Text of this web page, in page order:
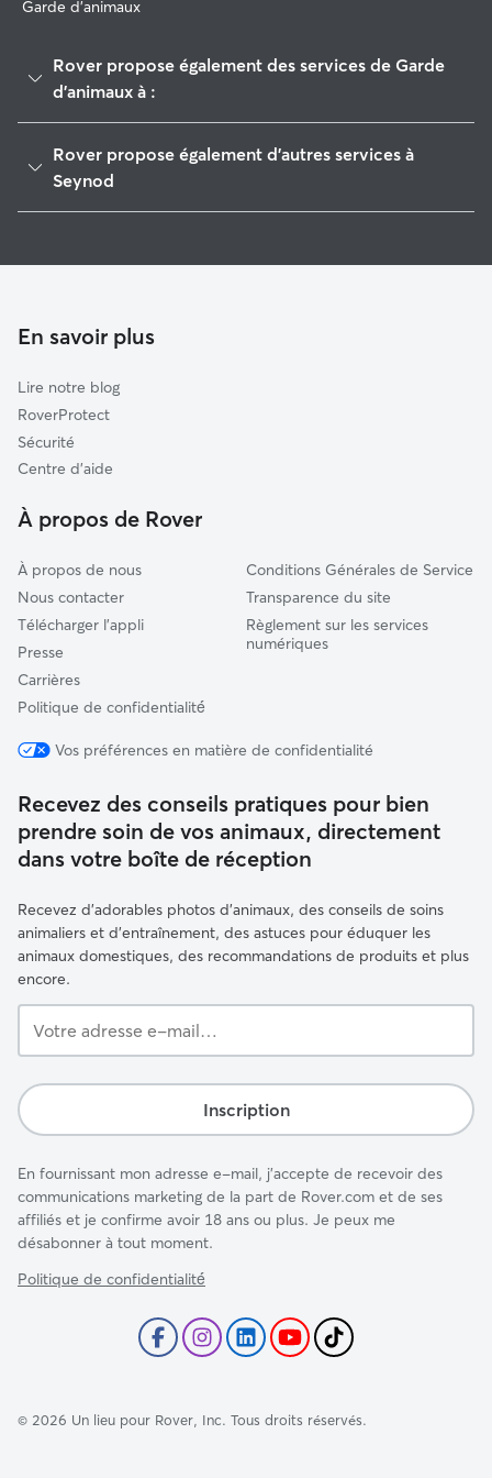
Garde d'animaux
Rover propose également des services de Garde
d'animaux à :
Annecy-le-Vieux
Vaulx
Thusy
Faverges-Seythenex
Chilly
Serrières-en-Chautagne
Rover propose également d'autres services à
Seynod
Promeneur de Chien à Seynod
En savoir plus
Lire notre blog
RoverProtect
Sécurité
Centre d'aide
À propos de Rover
À propos de nous
Nous contacter
Télécharger l'appli
Presse
Carrières
Politique de confidentialité́
Conditions Générales de Service
Transparence du site
Règlement sur les services
numériques
Vos préférences en matière de confidentialité
Recevez des conseils pratiques pour bien
prendre soin de vos animaux, directement
dans votre boîte de réception
Recevez d'adorables photos d'animaux, des conseils de soins
animaliers et d'entraînement, des astuces pour éduquer les
animaux domestiques, des recommandations de produits et plus
encore.
adresse
mail…
Inscription
En fournissant mon adresse e-mail, j'accepte de recevoir des
communications marketing de la part de Rover.com et de ses
affiliés et je confirme avoir 18 ans ou plus. Je peux me
désabonner à tout moment.
Politique de confidentialité́
© 2026 Un lieu pour Rover, Inc. Tous droits réservés.